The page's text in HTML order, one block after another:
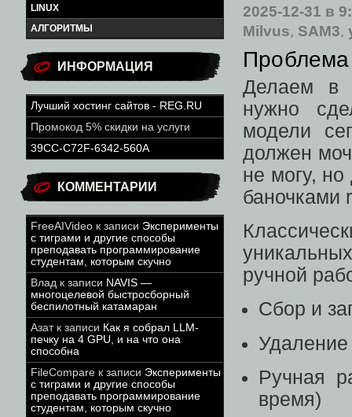
LINUX
АЛГОРИТМЫ
ИНФОРМАЦИЯ
Лучший хостинг сайтов - REG.RU
Промокод 5% скидки на услуги
39CC-C72F-6342-560A
КОММЕНТАРИИ
FreeAIVideo к записи Эксперименты
с тиграми и другие способы
преподавать программирование
студентам, которым скучно
Влад к записи NAVIS —
многоцелевой быстросборный
беспилотный катамаран
Азатк записи Как я собрал LLM-
печку на 4 GPU, и на что она
способна
FileCompare к записи Эксперименты
с тиграми и другие способы
преподавать программирование
студентам, которым скучно
2025-12-31 в
Milvus, SAM3,
Проблема
Делаем в
нужно
модели
должен
не могу,
баночками
ручной
Сбор и
Удаление
Ручная
время)